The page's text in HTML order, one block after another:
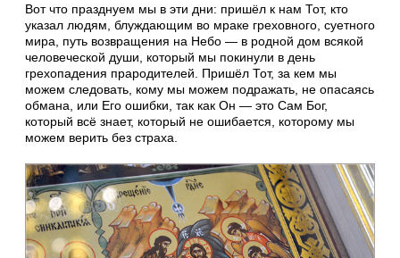
Вот что празднуем мы в эти дни: пришёл к нам Тот, кто
указал людям, блуждающим во мраке греховного, суетного
мира, путь возвращения на Небо — в родной дом всякой
человеческой души, который мы покинули в день
грехопадения прародителей. Пришёл Тот, за кем мы
можем следовать, кому мы можем подражать, не опасаясь
обмана, или Его ошибки, так как Он — это Сам Бог,
который всё знает, который не ошибается, которому мы
можем верить без страха.